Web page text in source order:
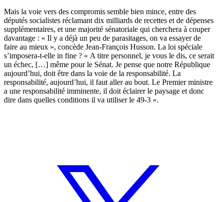
Mais la voie vers des compromis semble bien mince, entre des
députés socialistes réclamant dix milliards de recettes et de dépenses
supplémentaires, et une majorité sénatoriale qui cherchera à couper
davantage : « Il y a déjà un peu de parasitages, on va essayer de
faire au mieux », concède Jean-François Husson. La loi spéciale
s’imposera-t-elle in fine ? « A titre personnel, je vous le dis, ce serait
un échec, […] même pour le Sénat. Je pense que notre République
aujourd’hui, doit être dans la voie de la responsabilité. La
responsabilité, aujourd’hui, il faut aller au bout. Le Premier ministre
a une responsabilité imminente, il doit éclairer le paysage et donc
dire dans quelles conditions il va utiliser le 49-3 ».